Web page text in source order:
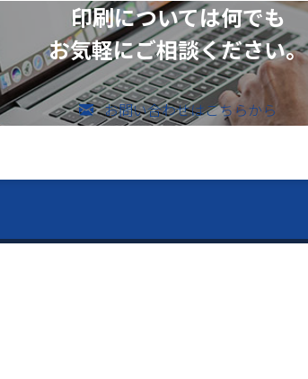
印刷については何でも
お気軽にご相談ください。
お問い合わせはこちらから